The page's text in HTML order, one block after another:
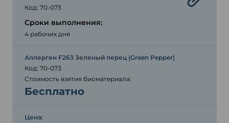
Код: 70-073
Сроки выполнения:
4 рабочих дня
Аллерген F263 Зеленый перец (Green Pepper)
Код: 70-073
Стоимость взятия биоматериала:
Бесплатно
Цена: